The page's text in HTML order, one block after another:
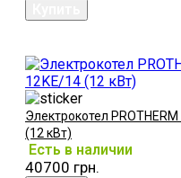
Электрокотел
(12 кВт)
Есть в наличии
40700 грн.